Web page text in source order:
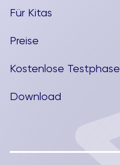
Für Kitas
Preise
Kostenlose Testphase
Download